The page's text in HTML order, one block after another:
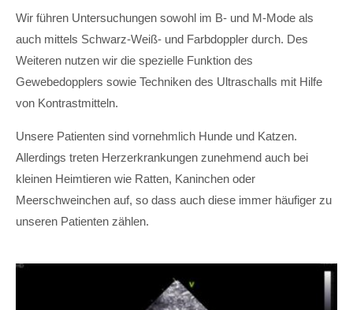
Wir führen Untersuchungen sowohl im B- und M-Mode als
auch mittels Schwarz-Weiß- und Farbdoppler durch. Des
Weiteren nutzen wir die spezielle Funktion des
Gewebedopplers sowie Techniken des Ultraschalls mit Hilfe
von Kontrastmitteln.
Unsere Patienten sind vornehmlich Hunde und Katzen.
Allerdings treten Herzerkrankungen zunehmend auch bei
kleinen Heimtieren wie Ratten, Kaninchen oder
Meerschweinchen auf, so dass auch diese immer häufiger zu
unseren Patienten zählen.